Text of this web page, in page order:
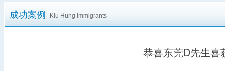
成功案例 Kiu Hung Immigrants
恭喜东莞D先生喜